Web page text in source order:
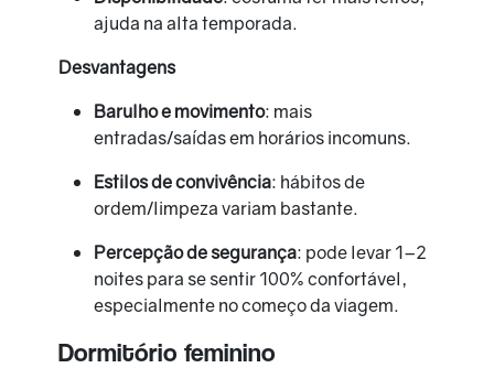
ajuda na alta temporada.
Desvantagens
Barulho e movimento: mais
entradas/saídas em horários incomuns.
Estilos de convivência: hábitos de
ordem/limpeza variam bastante.
Percepção de segurança: pode levar 1–2
noites para se sentir 100% confortável,
especialmente no começo da viagem.
Dormitório feminino